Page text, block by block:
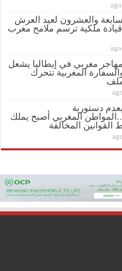
والعشرون لعيد العرش
ملكية ترسم ملامح مغرب
مغربي في إيطاليا يشعل
المغربية تتحرك
بعدم دستورية
المغربي أصبح يملك
المخالفة